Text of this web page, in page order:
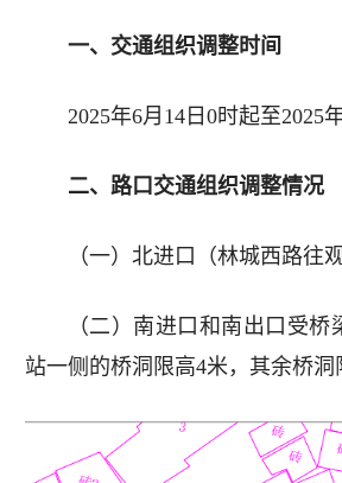
一、交通组织调整时间
2025年6月14日0时起至2025
二、路口交通组织调整情况
（一）北进口（林城西路往
（二）南进口和南出口受
站一侧的桥洞限高4米，其余桥洞